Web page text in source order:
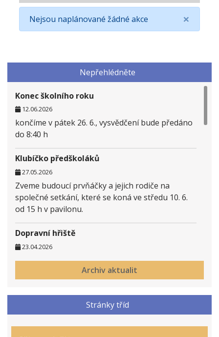
×
Nejsou naplánované žádné akce
Nepřehlédněte
Konec školního roku
12.06.2026
končíme v pátek 26. 6., vysvědčení bude předáno
do 8:40 h
Klubíčko předškoláků
27.05.2026
Zveme budoucí prvňáčky a jejich rodiče na
společné setkání, které se koná ve středu 10. 6.
od 15 h v pavilonu.
Dopravní hřiště
23.04.2026
je již po rekonstrukci plně v provozu.
ŘŠ
Zápis do přípravné třídy
15.01.2026
Archiv aktualit
Stránky tříd